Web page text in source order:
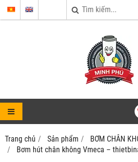
Trang chủ Sản phẩm
BƠM CHÂN
Bơm hút chân không Vmeca –